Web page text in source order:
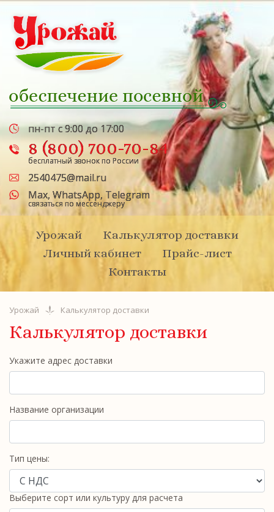
пн-пт с 9:00 до 17:00
8 (800) 700-70-84
бесплатный звонок по России
2540475@mail.ru
Max, WhatsApp,Telegram
связаться по мессенджеру
Урожай
Калькулятор доставки
Личный кабинет
Прайс-лист
Контакты
Урожай Калькулятор доставки
Калькулятор доставки
Укажите адрес доставки
Название организации
Тип цены:
Выберите сорт или культуру для расчета